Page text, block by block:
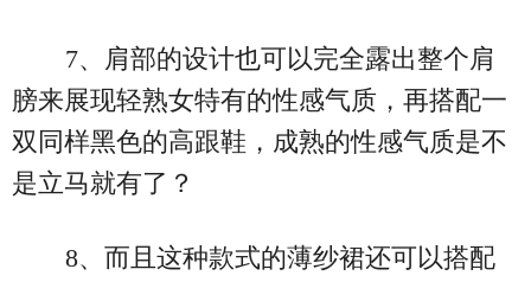
7、肩部的设计也可以完全露出整个肩
膀来展现轻熟女特有的性感气质，再搭配一
双同样黑色的高跟鞋，成熟的性感气质是不
是立马就有了？
8、而且这种款式的薄纱裙还可以搭配